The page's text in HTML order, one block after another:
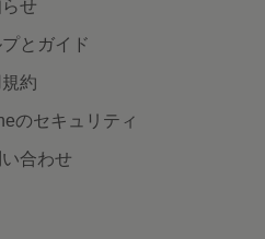
せ
とガイド
約
のセキュリティ
合わせ